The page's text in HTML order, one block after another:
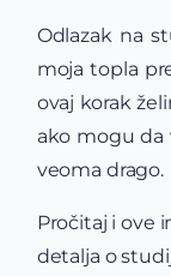
Odlazak na
moja topla
ovaj korak
ako mogu
veoma drago.
Pročitaj i ove
detalja o